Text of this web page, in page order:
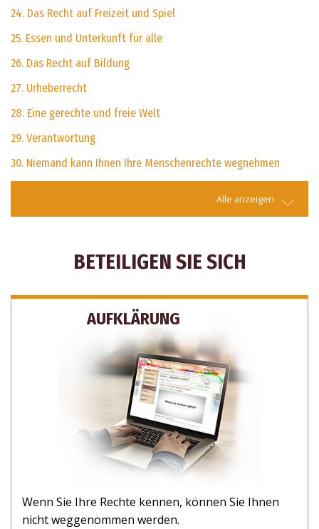
24. Das Recht auf Freizeit und Spiel
25. Essen und Unterkunft für alle
26. Das Recht auf Bildung
27. Urheberrecht
28. Eine gerechte und freie Welt
29. Verantwortung
30. Niemand kann Ihnen Ihre Menschenrechte wegnehmen
Alle anzeigen
BETEILIGEN SIE SICH
AUFKLÄRUNG
Wenn Sie Ihre Rechte kennen, können Sie Ihnen
nicht weggenommen werden.